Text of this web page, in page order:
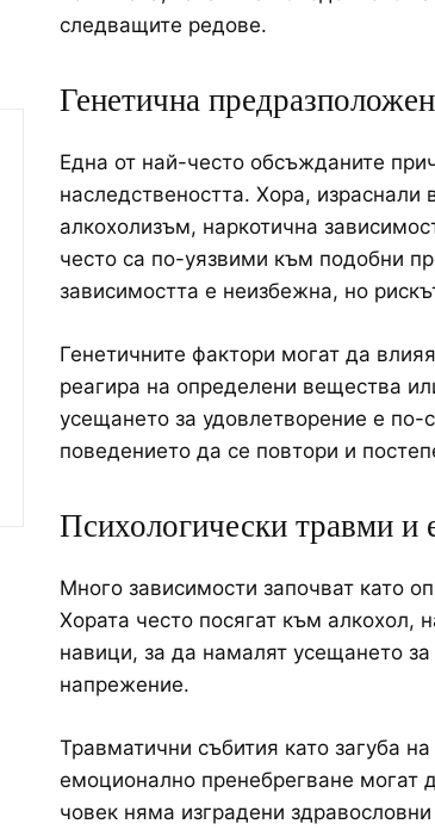
следващите редове.
Генетична
Една от най-често обсъжданите
наследствеността. Хора,
алкохолизъм, наркотична
често са по-уязвими към подобни
зависимостта е неизбежна, но
Генетичните фактори могат да
реагира на определени вещества
усещането за удовлетворение е по-
поведението да се повтори и
Психологически травми и
Много зависимости започват като
Хората често посягат към алкохол,
навици, за да намалят усещането
напрежение.
Травматични събития като загуба
емоционално пренебрегване могат
човек няма изградени